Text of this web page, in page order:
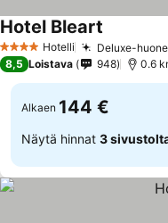
4 Tähtiluokitus
Hotelli Deluxe-
Hotel Bleart
8,5 Loistava 948 0.6
Alkaen 144 €
Näytä hinnat 3